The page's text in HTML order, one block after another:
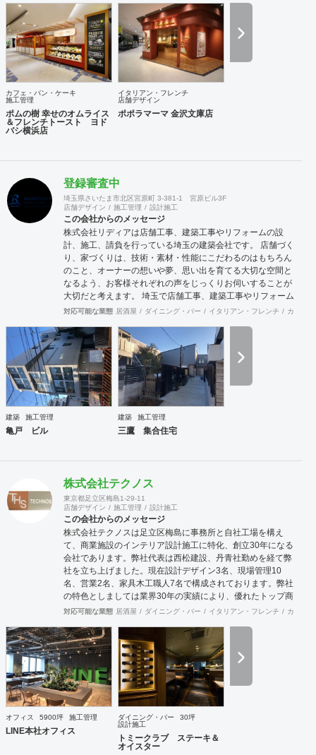
カフェ・パン・ケーキ
施工管理
ポムの樹 幸せのオムライス
＆フレンチトースト ヨド
バシ横浜店
イタリアン・フレンチ
店舗デザイン
ポポラマーマ 金沢文庫店
登録審査中
埼玉県さいたま市北区宮原町 3-381-1 宮原ビル3F
店舗デザイン
施工管理 設計施工
この会社からのメッセージ
株式会社リディアは店舗工事、建築工事やリフォームの設
計、施工、請負を行っている埼玉の建築会社です。 店舗づく
り、家づくりは、技術・素材・性能にこだわるのはもちろん
のこと、オーナーの想いや夢、思い出を育てる大切な空間と
なるよう、お客様それぞれの声をじっくりお伺いすることが
大切だと考えます。 埼玉で店舗工事、建築工事やリフォーム
をお考えの方はお気軽に私たちにご相談ください。
対応可能な業態 居酒屋 ダイニング・バー イタリアン・フレンチ カフェ
建築 施工管理
亀戸 ビル
建築 施工管理
三鷹 集合住宅
株式会社テクノス
東京都足立区梅島1-29-11
店舗デザイン
施工管理 設計施工
この会社からのメッセージ
株式会社テクノスは足立区梅島に事務所と自社工場を構え
て、商業施設のインテリア設計施工に特化、創立30年になる
会社であります。弊社代表は西松建設、丹青社勤めを経て弊
社を立ち上げました。現在設計デザイン3名、現場管理10
名、営業2名、家具木工職人7名で構成されております。弊社
の特色としましては業界30年の実績により、優れたトップ商
空間デザイナーさん達と幅広いパイプを持っており、お客様
コラボによって、より高いレベルのご提案ならびにご対応を
行うことが可能な体制を整えております。またデザイン設計
から自社製造までワンストップで対応可能な為、きめ細かな
対応とスピディー性、そして品質の安定性と流通マージンを
抑えたコスト低減を売りとしております。さらに自社に職人
を抱えていることからアフターケアもしっかりとした対応が
取引させて頂くお客様が多い事と、設計事務所様からのご紹
介によるお客様が多いのが営業特徴となっております。また
地方のご出店においても、弊社にお声をかけて頂くお客様も
対応可能な業態 居酒屋 ダイニング・バー イタリアン・フレンチ カフェ
オフィス 5900坪 施工管理
LINE本社オフィス
ダイニング・バー
30坪
設計施工
トミークラブ ステーキ＆
オイスター